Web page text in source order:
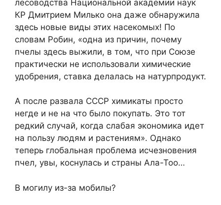
лесоводства Национальной академии наук
КР Дмитрием Милько она даже обнаружила
здесь новые виды этих насекомых! По
словам Робин, «одна из причин, почему
пчелы здесь выжили, в том, что при Союзе
практически не использовали химические
удобрения, ставка делалась на натурпродукт.
А после развала СССР химикаты просто
негде и не на что было покупать. Это тот
редкий случай, когда слабая экономика идет
на пользу людям и растениям». Однако
теперь глобальная проблема исчезновения
пчел, увы, коснулась и страны Ала-Тоо…
В могилу из-за мобилы?